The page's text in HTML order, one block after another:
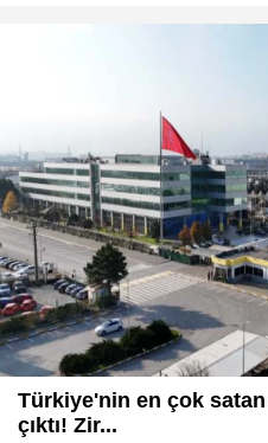
Türkiye'nin en çok
çıktı! Zir...